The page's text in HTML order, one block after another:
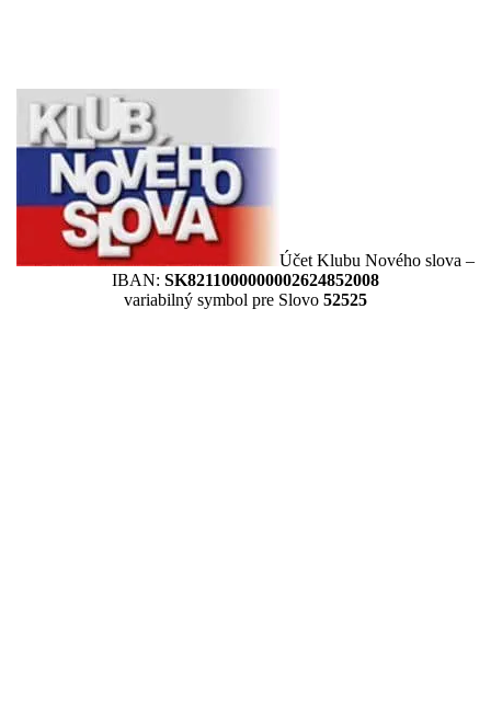
Účet Klubu Nového slova –
IBAN: SK8211000000002624852008
variabilný symbol pre Slovo 52525